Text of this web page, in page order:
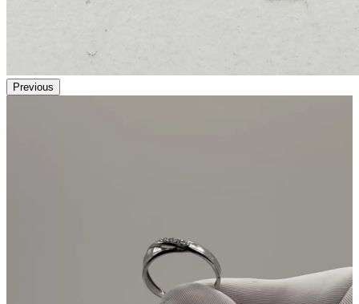
Previous